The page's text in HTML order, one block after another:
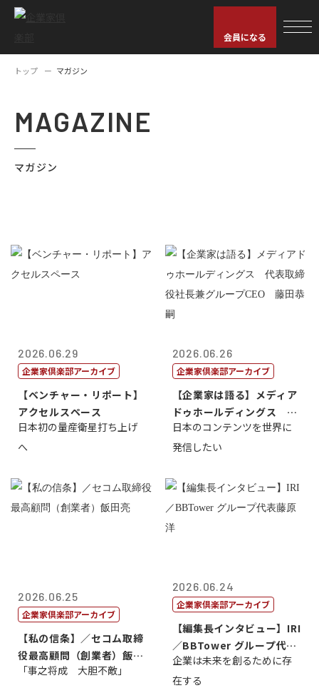
会員になる
トップ マガジン
MAGAZINE
マガジン
2026.06.29
企業家倶楽部アーカイブ
【ベンチャー・リポート】
アクセルスペース
日本初の量産衛星打ち上げ
へ
2026.06.26
企業家倶楽部アーカイブ
【企業家は語る】メディア
ドゥホールディングス 代
表取締役社長...
日本のコンテンツを世界に
発信したい
2026.06.25
企業家倶楽部アーカイブ
【私の信条】／セコム取締
役最高顧問（創業者）飯田
亮
「事之将成 大胆不敵」
2026.06.24
企業家倶楽部アーカイブ
【編集長インタビュー】IRI
／BBTower グループ代表
藤...
企業は未来を創るために存
在する